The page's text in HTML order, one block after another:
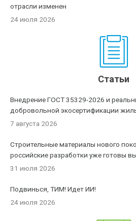
отрасли изменен
24 июля 2026
Статьи
Внедрение ГОСТ 35329-2026 и
добровольной экосертификации
7 августа 2026
Строительные материалы нового
российские разработки уже готовы
31 июля 2026
Подвинься, ТИМ! Идет ИИ!
24 июля 2026